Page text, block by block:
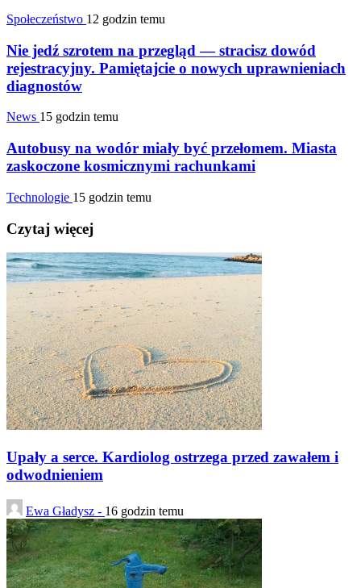
Społeczeństwo 12 godzin temu
Nie jedź szrotem na przegląd — stracisz dowód
rejestracyjny. Pamiętajcie o nowych uprawnieniach
diagnostów
News 15 godzin temu
Autobusy na wodór miały być przełomem. Miasta
zaskoczone kosmicznymi rachunkami
Technologie 15 godzin temu
Czytaj więcej
Upały a serce. Kardiolog ostrzega przed zawałem i
odwodnieniem
Ewa Gładysz - 16 godzin temu